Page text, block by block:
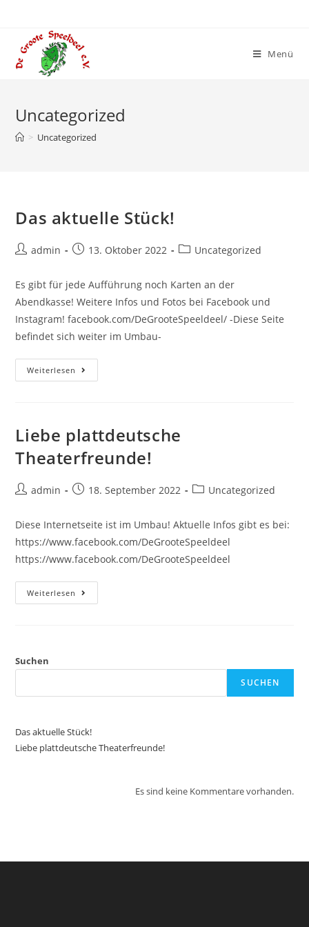
springen
Menü
Uncategorized
> Uncategorized
Das aktuelle Stück!
Beitrags-
admin
Beitrag13. Oktober 2022
Beitrags-
Uncategorized
Es gibt für jede Aufführung noch Karten an der
Abendkasse! Weitere Infos und Fotos bei Facebook und
Instagram! facebook.com/DeGrooteSpeeldeel/ -Diese Seite
befindet sich weiter im Umbau-
Weiterlesen Das
Aktuelle
Liebe plattdeutsche
Theaterfreunde!
Beitrags-
admin
Beitrag18. September 2022
Beitrags-
Uncategorized
Diese Internetseite ist im Umbau! Aktuelle Infos gibt es bei:
https://www.facebook.com/DeGrooteSpeeldeel
https://www.facebook.com/DeGrooteSpeeldeel
Weiterlesen Liebe
Plattdeutsche
Suchen
SUCHEN
Das aktuelle Stück!
Liebe plattdeutsche Theaterfreunde!
Es sind keine Kommentare vorhanden.